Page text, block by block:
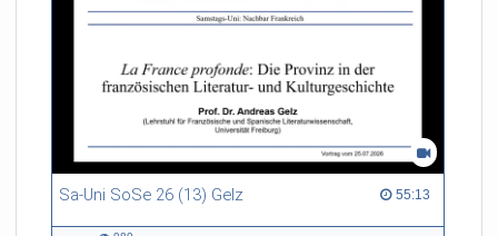
Sa-Uni SoSe 26 (13) Gelz 55:13
55:13 duration